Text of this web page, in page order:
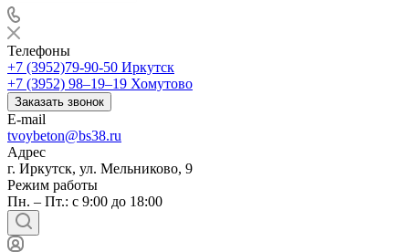
Телефоны
+7 (3952)79-90-50 Иркутск
+7 (3952) 98‒19‒19 Хомутово
Заказать звонок
E-mail
tvoybeton@bs38.ru
Адрес
г. Иркутск, ул. Мельниково, 9
Режим работы
Пн. – Пт.: с 9:00 до 18:00